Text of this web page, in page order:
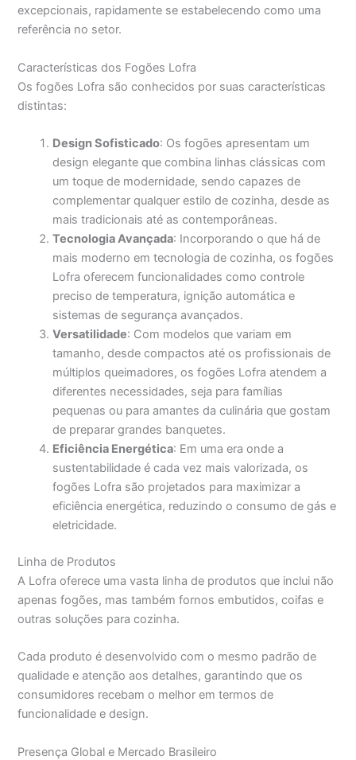
excepcionais, rapidamente se estabelecendo como uma
referência no setor.
Características dos Fogões Lofra
Os fogões Lofra são conhecidos por suas características
distintas:
Design Sofisticado: Os fogões apresentam um
design elegante que combina linhas clássicas com
um toque de modernidade, sendo capazes de
complementar qualquer estilo de cozinha, desde as
mais tradicionais até as contemporâneas.
Tecnologia Avançada: Incorporando o que há de
mais moderno em tecnologia de cozinha, os fogões
Lofra oferecem funcionalidades como controle
preciso de temperatura, ignição automática e
sistemas de segurança avançados.
Versatilidade: Com modelos que variam em
tamanho, desde compactos até os profissionais de
múltiplos queimadores, os fogões Lofra atendem a
diferentes necessidades, seja para famílias
pequenas ou para amantes da culinária que gostam
de preparar grandes banquetes.
Eficiência Energética: Em uma era onde a
sustentabilidade é cada vez mais valorizada, os
fogões Lofra são projetados para maximizar a
eficiência energética, reduzindo o consumo de gás e
eletricidade.
Linha de Produtos
A Lofra oferece uma vasta linha de produtos que inclui não
apenas fogões, mas também fornos embutidos, coifas e
outras soluções para cozinha.
Cada produto é desenvolvido com o mesmo padrão de
qualidade e atenção aos detalhes, garantindo que os
consumidores recebam o melhor em termos de
funcionalidade e design.
Presença Global e Mercado Brasileiro